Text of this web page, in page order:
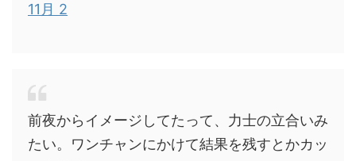
11月 2
前夜からイメージしてたって、力士の立合いみ
たい。ワンチャンにかけて結果を残すとかカッ